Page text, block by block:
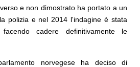
e non dimostrato ha portato a un
polizia e nel 2014 l'indagine è stata
facendo cadere definitivamente le
norvegese ha deciso di